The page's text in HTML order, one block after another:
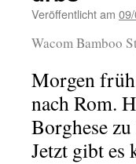
Veröffentlicht am
Wacom Bamboo
Morgen
nach Rom.
Borghese
Jetzt gibt es